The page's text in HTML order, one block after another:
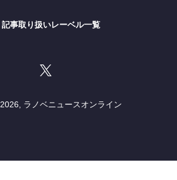
記事取り扱いレーベル一覧
2026, ラノベニュースオンライン